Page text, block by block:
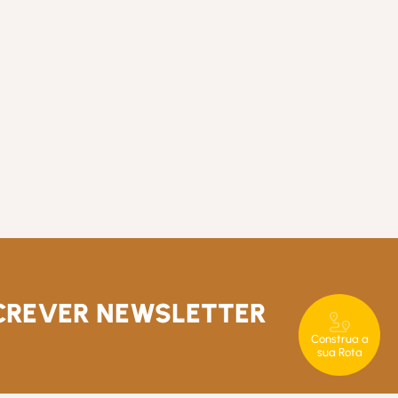
Construa a
sua Rota
NEWSLETTER